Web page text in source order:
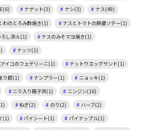
(6) ナゲット(3) ナシ(3)
ナス(49)
わのとろみ酢焼き(1)
ナスとトマトの麻婆ソテー(1)
し添え(1)
ナスのみそマヨ焼き(1)
ナッツ(1)
イコのフェデリーニ(1)
ナットウエッグサンド(1)
り節(1) ナンプラー(1)
ニョッキ(1)
ニラ入り親子丼(1)
ニンジン(16)
ねぎ(2) のり(2)
ハーブ(2)
(1) パイシート(1)
パイナップル(1)